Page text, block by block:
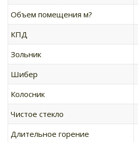
Объем помещения м?
КПД
Зольник
Шибер
Колосник
Чистое стекло
Длительное горение